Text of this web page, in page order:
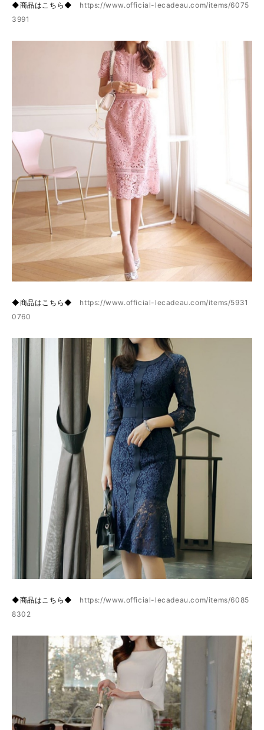
◆商品はこちら◆ https://www.official-lecadeau.com/items/6075
3991
◆商品はこちら◆ https://www.official-lecadeau.com/items/5931
0760
◆商品はこちら◆ https://www.official-lecadeau.com/items/6085
8302